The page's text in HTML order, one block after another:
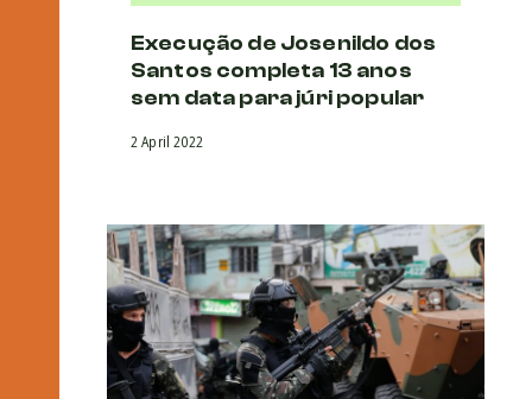
Execução de Josenildo dos
Santos completa 13 anos
sem data para júri popular
2 April 2022